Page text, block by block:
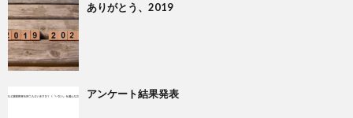
ありがとう、2019
アンケート結果発表